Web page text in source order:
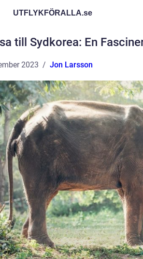
UTFLYKFÖRALLA.se
till Sydkorea: En
2023 Jon Larsson